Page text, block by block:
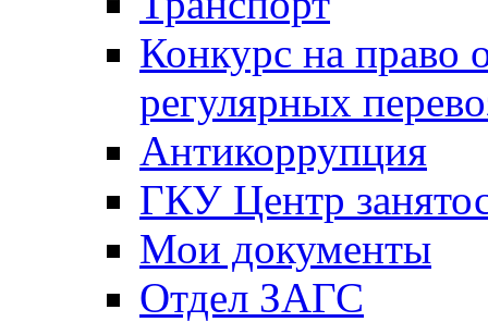
Конкурс на право
регулярных
Антикоррупция
ГКУ Центр
Мои документы
Отдел ЗАГС